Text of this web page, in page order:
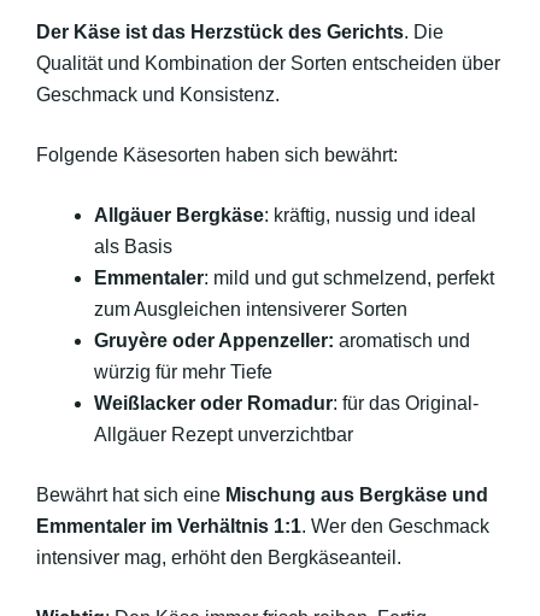
Der Käse ist das Herzstück des Gerichts. Die
Qualität und Kombination der Sorten entscheiden über
Geschmack und Konsistenz.
Folgende Käsesorten haben sich bewährt:
Allgäuer Bergkäse: kräftig, nussig und ideal
als Basis
Emmentaler: mild und gut schmelzend, perfekt
zum Ausgleichen intensiverer Sorten
Gruyère oder Appenzeller: aromatisch und
würzig für mehr Tiefe
Weißlacker oder Romadur: für das Original-
Allgäuer Rezept unverzichtbar
Bewährt hat sich eine Mischung aus Bergkäse und
Emmentaler im Verhältnis 1:1. Wer den Geschmack
intensiver mag, erhöht den Bergkäseanteil.